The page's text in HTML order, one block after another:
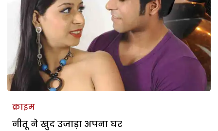
क्राइम
नीतू ने खुद उजाड़ा अपना घर